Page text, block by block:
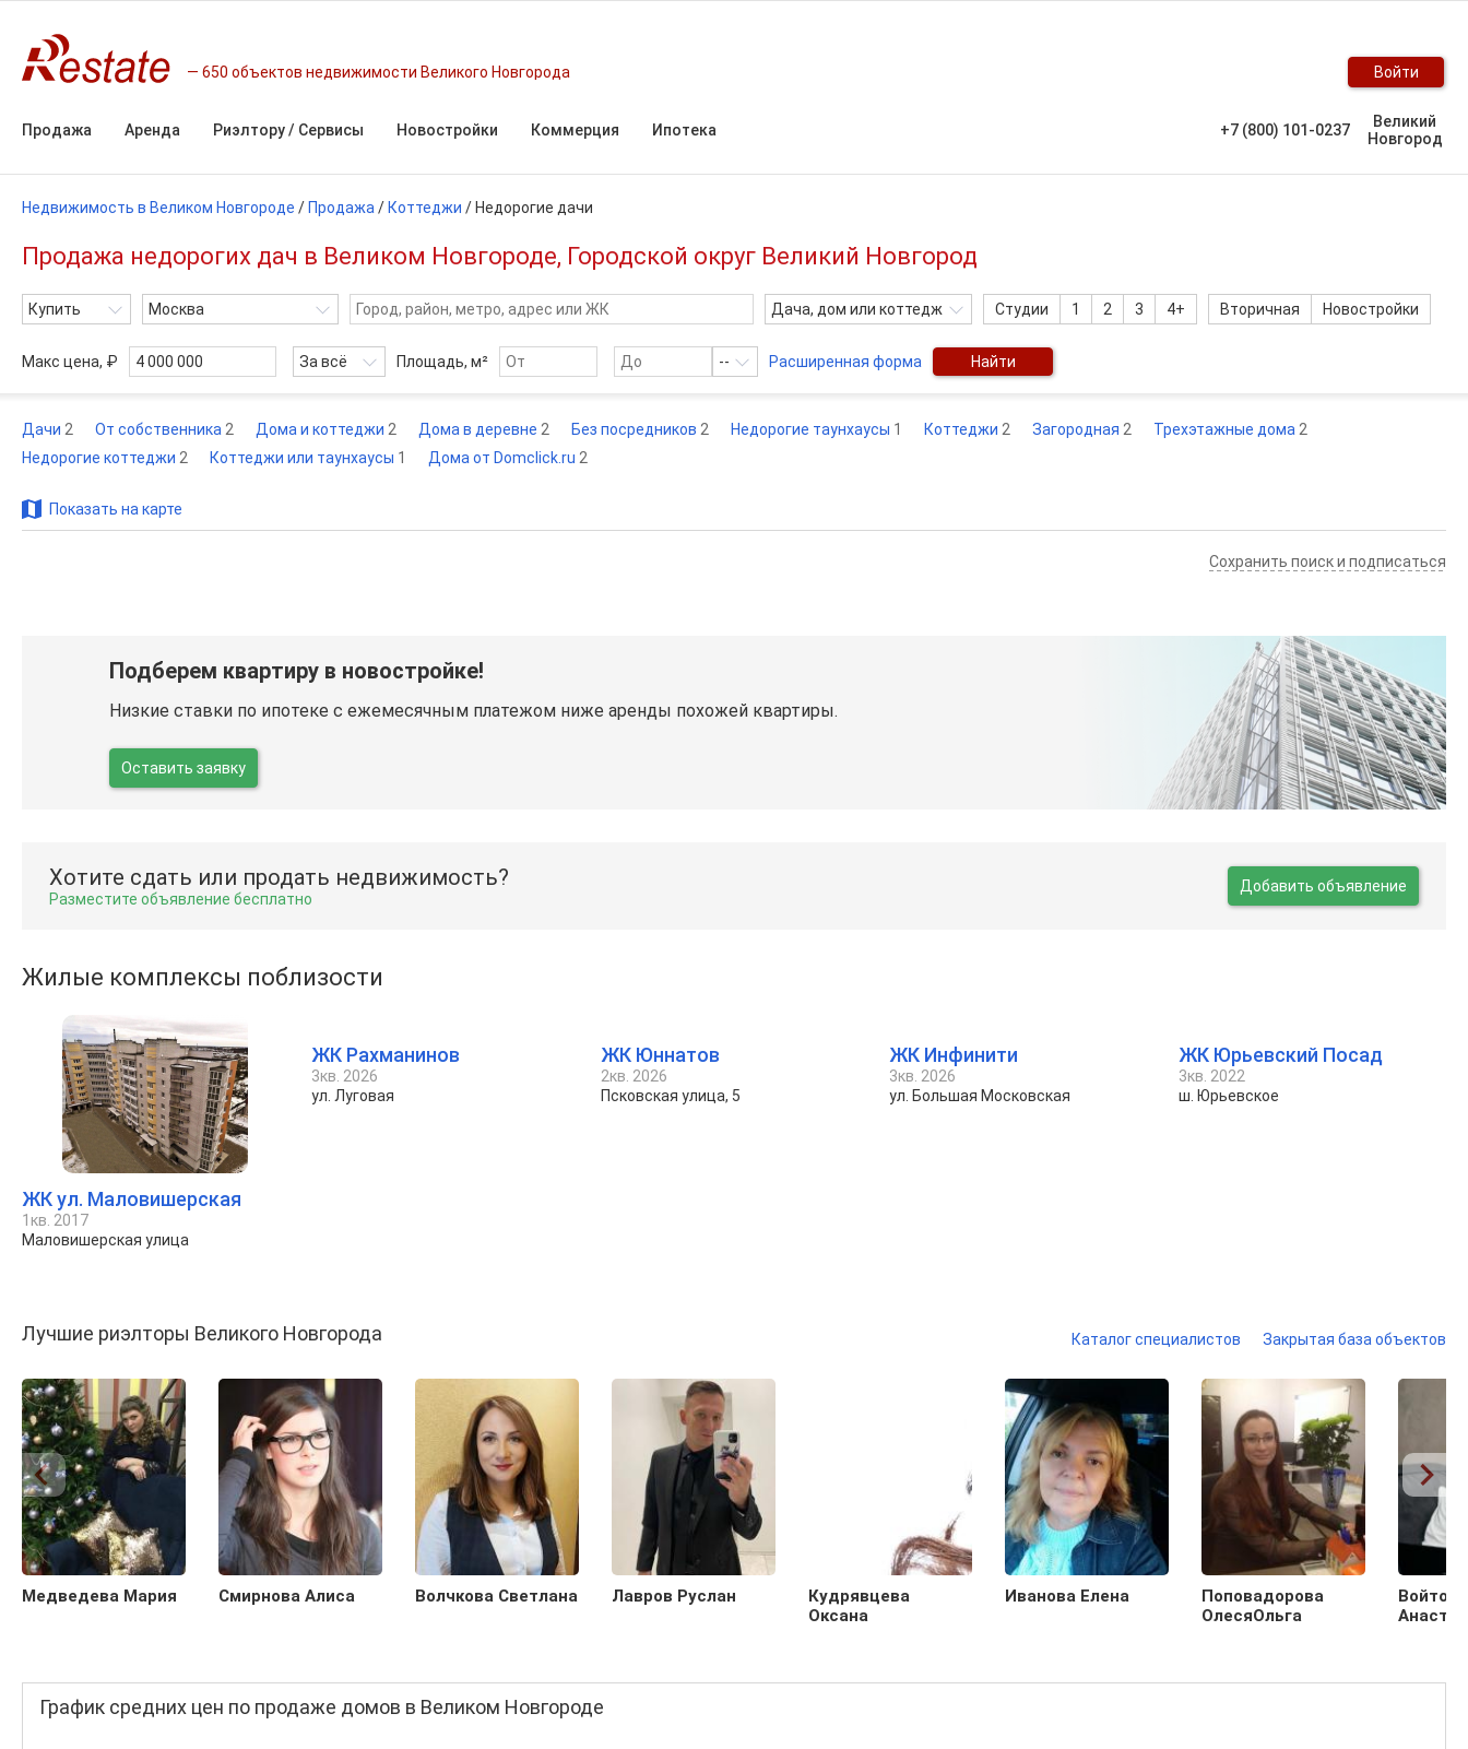
650 объектов недвижимости Великого Новгорода Войти
Продажа Аренда Риэлтору / Сервисы Новостройки Коммерция Ипотека +7 (800) 101-0237
Великий
Новгород
Недвижимость в Великом Новгороде / Продажа / Коттеджи / Недорогие дачи
Продажа недорогих дач в Великом Новгороде, Городской округ Великий Новгород
Купить Москва Дача, дом или коттедж Студии 1 2 3 4+ Вторичная Новостройки
Макс цена, ₽ За всё Площадь, м² -- Расширенная форма Найти
Дачи 2 От собственника 2 Дома и коттеджи 2 Дома в деревне 2 Без посредников 2 Недорогие таунхаусы 1 Коттеджи 2 Загородная 2 Трехэтажные дома 2
Недорогие коттеджи 2 Коттеджи или таунхаусы 1 Дома от Domclick.ru 2
Показать на карте
Сохранить поиск и подписаться
Подберем квартиру в новостройке!
Низкие ставки по ипотеке с ежемесячным платежом ниже аренды похожей квартиры.
Оставить заявку
Хотите сдать или продать недвижимость?
Разместите объявление бесплатно
Добавить объявление
Жилые комплексы поблизости
ЖК ул. Маловишерская
1кв. 2017
Маловишерская улица
ЖК Рахманинов
3кв. 2026
ул. Луговая
ЖК Юннатов
2кв. 2026
Псковская улица, 5
ЖК Инфинити
3кв. 2026
ул. Большая Московская
ЖК Юрьевский Посад
3кв. 2022
ш. Юрьевское
Лучшие риэлторы Великого Новгорода Каталог специалистов Закрытая база объектов
Медведева Мария Смирнова Алиса Волчкова Светлана Лавров Руслан
Кудрявцева
Оксана
Иванова Елена
Поповадорова
ОлесяОльга
График средних цен по продаже домов в Великом Новгороде